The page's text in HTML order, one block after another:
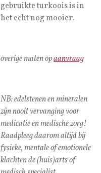
gebruikte turkoois is in
het echt nog mooier.
overige maten opaanvraag
NB: edelstenen en mineralen
zijn nooit vervanging voor
medicatie en medische zorg!
Raadpleeg daarom altijd bij
fysieke, mentale of emotionele
klachten de (huis)arts of